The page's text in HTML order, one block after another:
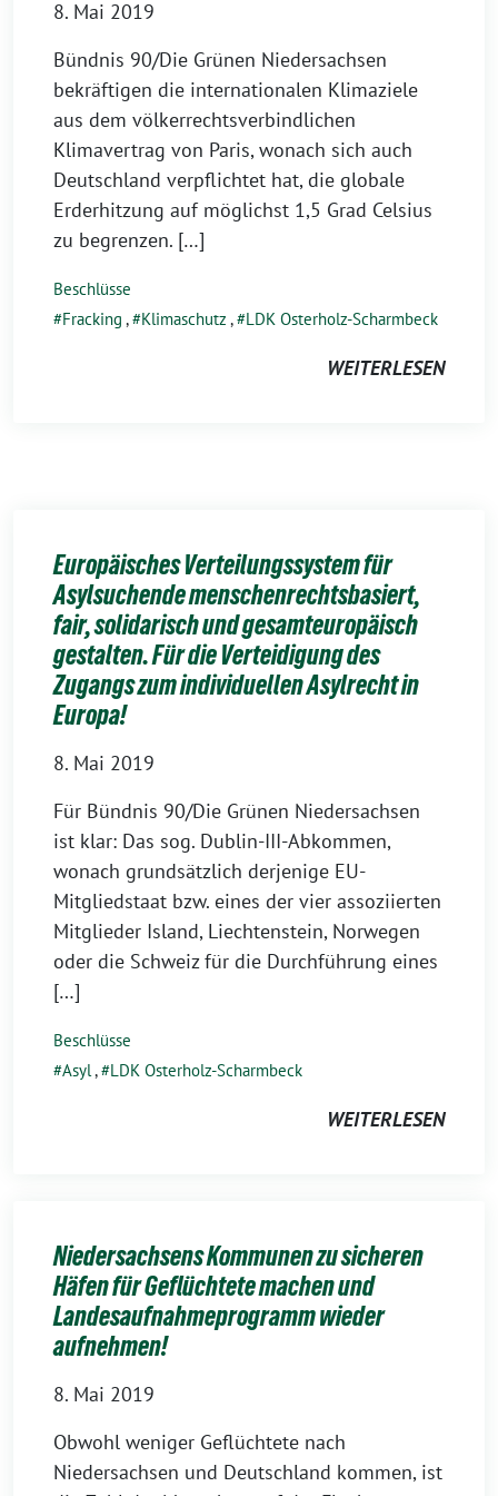
8. Mai 2019
Bündnis 90/Die Grünen Niedersachsen
bekräftigen die internationalen Klimaziele
aus dem völkerrechtsverbindlichen
Klimavertrag von Paris, wonach sich auch
Deutschland verpflichtet hat, die globale
Erderhitzung auf möglichst 1,5 Grad Celsius
zu begrenzen. […]
Beschlüsse
Fracking , Klimaschutz , LDK Osterholz-Scharmbeck
WEITERLESEN
Europäisches Verteilungssystem für
Asylsuchende menschenrechtsbasiert,
fair, solidarisch und gesamteuropäisch
gestalten. Für die Verteidigung des
Zugangs zum individuellen Asylrecht in
Europa!
8. Mai 2019
Für Bündnis 90/Die Grünen Niedersachsen
ist klar: Das sog. Dublin-III-Abkommen,
wonach grundsätzlich derjenige EU-
Mitgliedstaat bzw. eines der vier assoziierten
Mitglieder Island, Liechtenstein, Norwegen
oder die Schweiz für die Durchführung eines
[…]
Beschlüsse
Asyl, LDK Osterholz-Scharmbeck
WEITERLESEN
Niedersachsens Kommunen zu sicheren
Häfen für Geflüchtete machen und
Landesaufnahmeprogramm wieder
aufnehmen!
8. Mai 2019
Obwohl weniger Geflüchtete nach
Niedersachsen und Deutschland kommen, ist